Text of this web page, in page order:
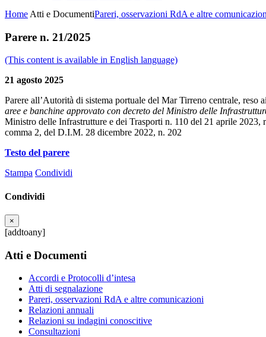
Home Atti e DocumentiPareri, osservazioni RdA e altre
Parere n. 21/2025
(This content is available in English language)
21 agosto 2025
Parere all’Autorità di sistema portuale del Mar Tirreno centrale, reso
aree e banchine approvato con decreto del Ministro delle
Ministro delle Infrastrutture e dei Trasporti n. 110 del 21 aprile 2023,
comma 2, del D.I.M. 28 dicembre 2022, n. 202
Testo del parere
Stampa Condividi
Condividi
×
[addtoany]
Atti e Documenti
Accordi e Protocolli d’intesa
Atti di segnalazione
Pareri, osservazioni RdA e altre comunicazioni
Relazioni annuali
Relazioni su indagini conoscitive
Consultazioni